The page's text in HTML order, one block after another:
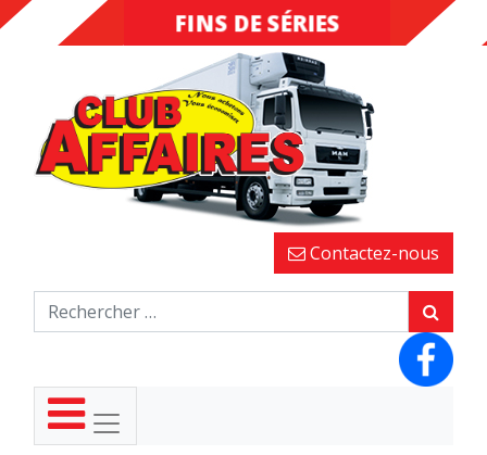
DESTOCKAGE
FINS DE SÉRIES
Contactez-nous